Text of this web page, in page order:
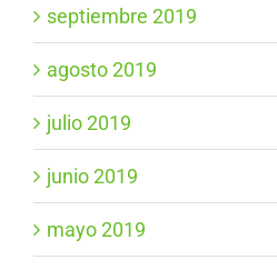
septiembre 2019
agosto 2019
julio 2019
junio 2019
mayo 2019